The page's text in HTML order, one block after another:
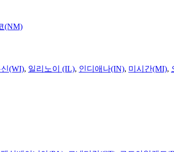
(NM)
(WI), 일리노이 (IL), 인디애나(IN), 미시간(MI),